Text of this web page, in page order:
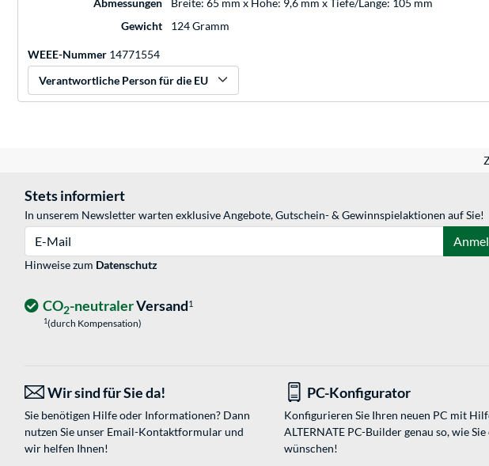
Abmessungen
Breite: 65 mm x Höhe: 9,6 mm x Tiefe/Länge: 105 mm
Gewicht
124 Gramm
WEEE-Nummer 14771554
Verantwortliche Person für die EU
Stets informiert
In unserem Newsletter warten exklusive Angebote, Gutschein- & Gewinnspielaktionen auf Sie!
Hinweise zum Datenschutz
CO2-neutralerVersand1
1(durch Kompensation)
Wir sind für Sie da!
Sie benötigen Hilfe oder Informationen? Dann
nutzen Sie unser Email-Kontaktformularund
wir helfen Ihnen!
PC-Konfigurator
Konfigurieren Sie Ihren neuen PC mit
ALTERNATE PC-Builder genau so, wie Sie
wünschen!